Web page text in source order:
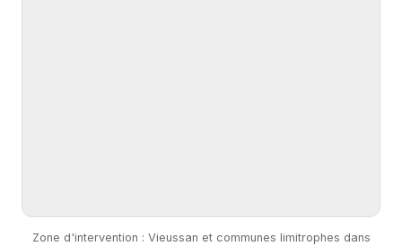
Zone d'intervention : Vieussan et communes limitrophes dans